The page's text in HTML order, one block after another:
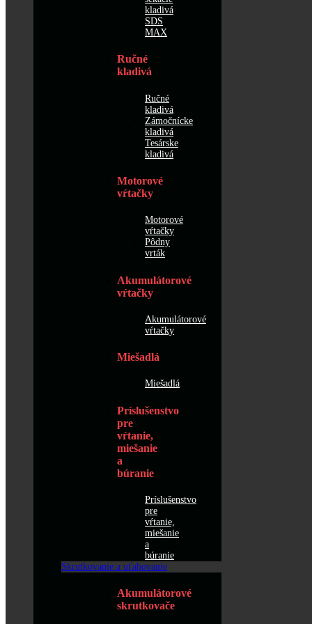
kladivá
SDS
MAX
Ručné
kladivá
Ručné
kladivá
Zámočnícke
kladivá
Tesárske
kladivá
Motorové
vŕtačky
Motorové
vŕtačky
Pôdny
vrták
Akumulátorové
vŕtačky
Akumulátorové
vŕtačky
Miešadlá
Miešadlá
Príslušenstvo
pre
vŕtanie,
miešanie
a
búranie
Príslušenstvo
pre
vŕtanie,
miešanie
a
búranie
Skrutkovanie a uťahovanie
Akumulátorové
skrutkovače